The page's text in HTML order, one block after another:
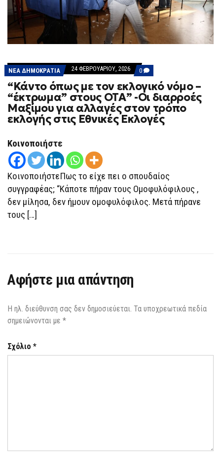
ΝΕΑ ΔΗΜΟΚΡΑΤΙΑ 24 ΦΕΒΡΟΥΑΡΊΟΥ, 2026 0 COMMENTS
ON
“ΚΆΝΤΟ
ΌΠΩΣ
ΜΕ
ΤΟΝ
ΕΚΛΟΓΙΚΌ
ΝΌΜΟ
ΜΑΞΊΜΟΥ
ΓΙΑ
ΑΛΛΑΓΈΣ
ΣΤΟΝ
ΤΡΌΠΟ
“Κάντο όπως με τον εκλογικό νόμο –
“έκτρωμα” στους ΟΤΑ” -Οι διαρροές
Μαξίμου για αλλαγές στον τρόπο
εκλογής στις Εθνικές Εκλογές
Κοινοποιήστε
ΚοινοποιήστεΠως το είχε πει ο σπουδαίος
συγγραφέας; “Κάποτε πήραν τους Ομοφυλόφιλους ,
δεν μίλησα, δεν ήμουν ομοφυλόφιλος. Μετά πήρανε
τους […]
Αφήστε μια απάντηση
Η ηλ. διεύθυνση σας δεν δημοσιεύεται. Τα υποχρεωτικά πεδία
σημειώνονται με *
Σχόλιο *